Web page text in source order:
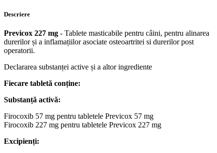
Descriere
Previcox 227 mg - Tablete masticabile pentru câini, pentru alinarea
durerilor și a inflamațiilor asociate osteoartritei si durerilor post
operatorii.
Declararea substanței active și a altor ingrediente
Fiecare tabletă conține:
Substanță activă:
Firocoxib 57 mg pentru tabletele Previcox 57 mg
Firocoxib 227 mg pentru tabletele Previcox 227 mg
Excipienți: